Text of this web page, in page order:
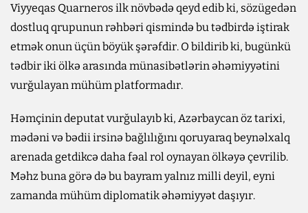
Viyyeqas Quarneros ilk növbədə qeyd edib ki, sözügedən
dostluq qrupunun rəhbəri qismində bu tədbirdə iştirak
etmək onun üçün böyük şərəfdir. O bildirib ki, bugünkü
tədbir iki ölkə arasında münasibətlərin əhəmiyyətini
vurğulayan mühüm platformadır.
Həmçinin deputat vurğulayıb ki, Azərbaycan öz tarixi,
mədəni və bədii irsinə bağlılığını qoruyaraq beynəlxalq
arenada getdikcə daha fəal rol oynayan ölkəyə çevrilib.
Məhz buna görə də bu bayram yalnız milli deyil, eyni
zamanda mühüm diplomatik əhəmiyyət daşıyır.